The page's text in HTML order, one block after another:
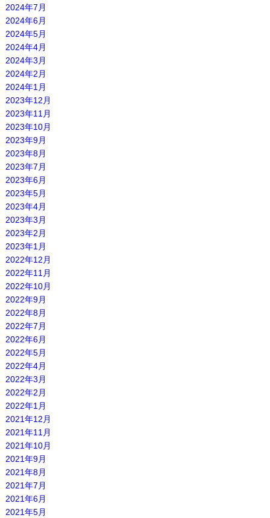
2024年7月
2024年6月
2024年5月
2024年4月
2024年3月
2024年2月
2024年1月
2023年12月
2023年11月
2023年10月
2023年9月
2023年8月
2023年7月
2023年6月
2023年5月
2023年4月
2023年3月
2023年2月
2023年1月
2022年12月
2022年11月
2022年10月
2022年9月
2022年8月
2022年7月
2022年6月
2022年5月
2022年4月
2022年3月
2022年2月
2022年1月
2021年12月
2021年11月
2021年10月
2021年9月
2021年8月
2021年7月
2021年6月
2021年5月